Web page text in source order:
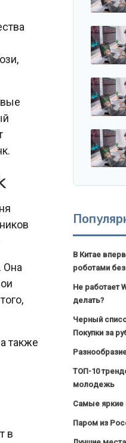
Она
также
в
В Китае
роботами
Не работает
делать?
Черный
Покупки за
ТОП-10
молодежь
Самые яркие
Паром из